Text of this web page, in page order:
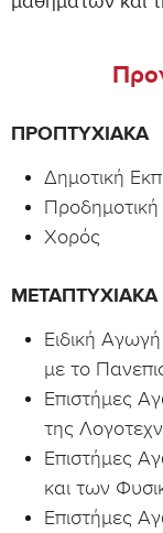
μαθημάτων και
ΠΡΟΠΤΥΧΙΑΚΆ
Δημοτική
Χορός
ΜΕΤΑΠΤΥΧΙΑΚΆ
Ειδική
με το
Επιστήμες
της
Επιστήμες
και των
Επιστήμες